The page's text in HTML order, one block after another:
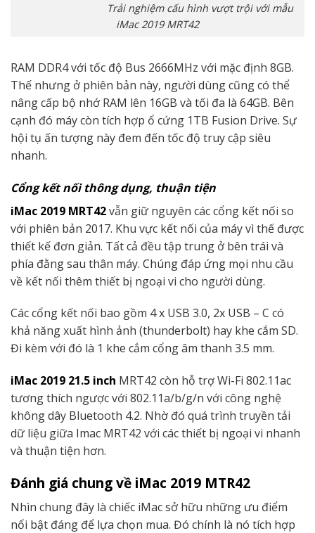
Trải nghiệm cấu hình vượt trội với mẫu
iMac 2019 MRT42
RAM DDR4 với tốc độ Bus 2666MHz với mặc định 8GB.
Thế nhưng ở phiên bản này, người dùng cũng có thể
nâng cấp bộ nhớ RAM lên 16GB và tối đa là 64GB. Bên
cạnh đó máy còn tích hợp ổ cứng 1TB Fusion Drive. Sự
hội tụ ấn tượng này đem đến tốc độ truy cập siêu
nhanh.
Cổng kết nối thông dụng, thuận tiện
iMac 2019 MRT42vẫn giữ nguyên các cổng kết nối so
với phiên bản 2017. Khu vực kết nối của máy vì thế được
thiết kế đơn giản. Tất cả đều tập trung ở bên trái và
phía đằng sau thân máy. Chúng đáp ứng mọi nhu cầu
về kết nối thêm thiết bị ngoại vi cho người dùng.
Các cổng kết nối bao gồm 4 x USB 3.0, 2x USB – C có
khả năng xuất hình ảnh (thunderbolt) hay khe cắm SD.
Đi kèm với đó là 1 khe cắm cổng âm thanh 3.5 mm.
iMac 2019 21.5 inch MRT42 còn hỗ trợ Wi-Fi 802.11ac
tương thích ngược với 802.11a/b/g/n với công nghệ
không dây Bluetooth 4.2. Nhờ đó quá trình truyền tải
dữ liệu giữa Imac MRT42 với các thiết bị ngoại vi nhanh
và thuận tiện hơn.
Đánh giá chung về iMac 2019 MTR42
Nhìn chung đây là chiếc iMac sở hữu những ưu điểm
nổi bật đáng để lựa chọn mua. Đó chính là nó tích hợp